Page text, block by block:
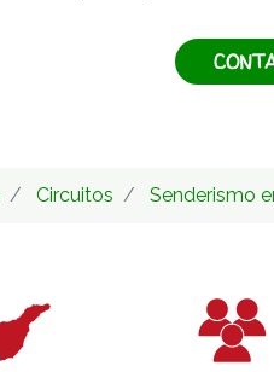
Circuitos Senderismo